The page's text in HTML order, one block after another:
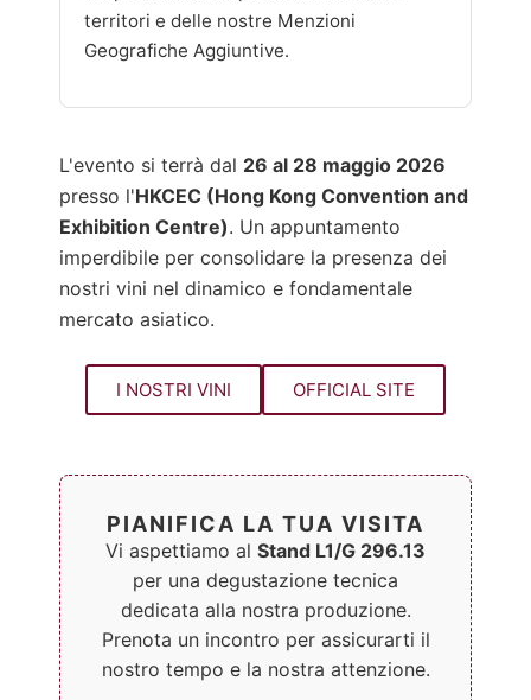
territori e delle nostre Menzioni
Geografiche Aggiuntive.
L'evento si terrà dal 26 al 28 maggio 2026
presso l'HKCEC (Hong Kong Convention and
Exhibition Centre). Un appuntamento
imperdibile per consolidare la presenza dei
nostri vini nel dinamico e fondamentale
mercato asiatico.
I NOSTRI VINI OFFICIAL SITE
PIANIFICA LA TUA VISITA
Vi aspettiamo al Stand L1/G 296.13
per una degustazione tecnica
dedicata alla nostra produzione.
Prenota un incontro per assicurarti il
nostro tempo e la nostra attenzione.